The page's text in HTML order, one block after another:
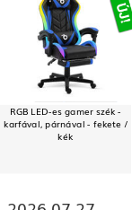
RGB LED-es gamer szék -
karfával, párnával - fekete /
kék